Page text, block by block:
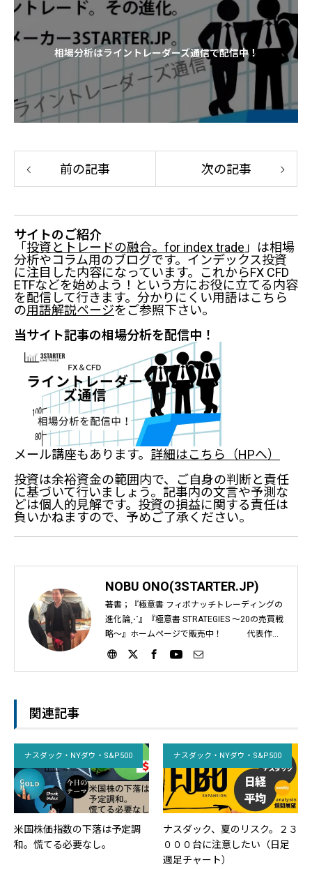
相場分析はライントレーダーズ通信で配信中！
前の記事 次の記事
サイトのご紹介
「投資とトレードの融合。for index trade 」は相場
分析やコラム用のブログです。インデックス投資
に注目した内容になっています。これからFX CFD
ETFなどを始めよう！という方にお役に立てる内容
を配信して行きます。分かりにくい用語はこちら
の用語解説ページをご参照下さい。
当サイト記事の相場分析を配信中！
メール講座もあります。 詳細はこちら（HPへ）
投資は余裕資金の範囲内で、ご自身の判断と責任
に基づいて行いましょう。記事内の文言や予測な
どは個人的見解です。投資の損益に関する責任は
負いかねますので、予めご了承ください。
NOBU ONO(3STARTER.JP)
著書；『極意書 フィボナッチトレーディングの
進化論⋰』『極意書 STRATEGIES ～20の売買戦
略～』ホームページで販売中！ 代表作；
『フィボナッチ大事典』『ギャン大事典』『時
ーピー ホームページ；https://3starter.jp
関連記事
ナスダック・NYダウ・S&P500
米国株価指数の下落は予定調
和。慌てる必要なし。
ナスダック・NYダウ・S&P500
ナスダック、夏のリスク。２３
０００台に注意したい（日足
週足チャート）